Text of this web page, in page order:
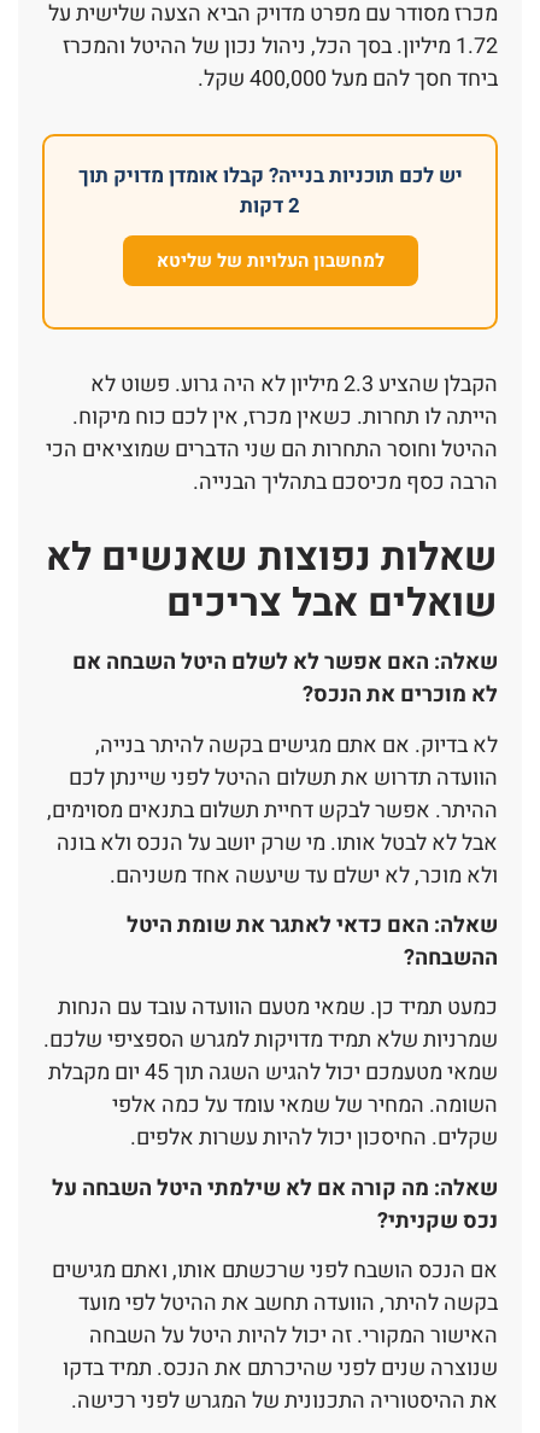
מכרז מסודר עם מפרט מדויק הביא הצעה שלישית על
1.72 מיליון. בסך הכל, ניהול נכון של ההיטל והמכרז
ביחד חסך להם מעל 400,000 שקל.
יש לכם תוכניות בנייה? קבלו אומדן מדויק תוך
2 דקות
למחשבון העלויות של שליטא
הקבלן שהציע 2.3 מיליון לא היה גרוע. פשוט לא
הייתה לו תחרות. כשאין מכרז, אין לכם כוח מיקוח.
ההיטל וחוסר התחרות הם שני הדברים שמוציאים הכי
הרבה כסף מכיסכם בתהליך הבנייה.
שאלות נפוצות שאנשים לא
שואלים אבל צריכים
שאלה: האם אפשר לא לשלם היטל השבחה אם
לא מוכרים את הנכס?
לא בדיוק. אם אתם מגישים בקשה להיתר בנייה,
הוועדה תדרוש את תשלום ההיטל לפני שיינתן לכם
ההיתר. אפשר לבקש דחיית תשלום בתנאים מסוימים,
אבל לא לבטל אותו. מי שרק יושב על הנכס ולא בונה
ולא מוכר, לא ישלם עד שיעשה אחד משניהם.
שאלה: האם כדאי לאתגר את שומת היטל
ההשבחה?
כמעט תמיד כן. שמאי מטעם הוועדה עובד עם הנחות
שמרניות שלא תמיד מדויקות למגרש הספציפי שלכם.
שמאי מטעמכם יכול להגיש השגה תוך 45 יום מקבלת
השומה. המחיר של שמאי עומד על כמה אלפי
שקלים. החיסכון יכול להיות עשרות אלפים.
שאלה: מה קורה אם לא שילמתי היטל השבחה על
נכס שקניתי?
אם הנכס הושבח לפני שרכשתם אותו, ואתם מגישים
בקשה להיתר, הוועדה תחשב את ההיטל לפי מועד
האישור המקורי. זה יכול להיות היטל על השבחה
שנוצרה שנים לפני שהיכרתם את הנכס. תמיד בדקו
את ההיסטוריה התכנונית של המגרש לפני רכישה.